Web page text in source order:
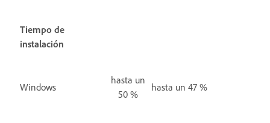
Tiempo de
instalación
Windows
hasta un
50 %
hasta un 47 %